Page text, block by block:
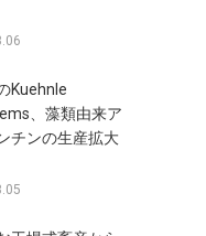
Kuehnle
、藻類由来ア
チンの生産拡大